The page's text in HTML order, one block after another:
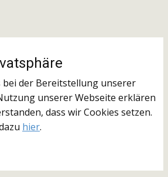
bei der Bereitstellung unserer
unserer Webseite erklären
dass wir Cookies setzen.
hier.